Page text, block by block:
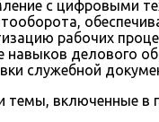
с цифровыми
рабочих
навыков делового
служебной
темы, включенные в